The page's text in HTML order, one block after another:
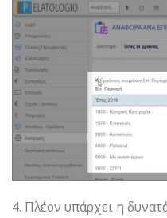
4. Πλέον υπάρχει η